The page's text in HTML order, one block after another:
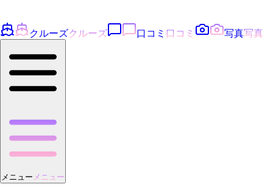
クルーズクルーズ 口コミ 口コミ 写真写真
メニュー メニュー